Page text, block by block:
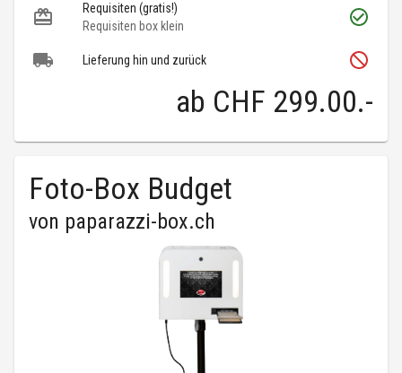
Requisiten (gratis!)
Requisiten box klein
Lieferung hin und zurück
ab CHF 299.00.-
Foto-Box Budget
von paparazzi-box.ch